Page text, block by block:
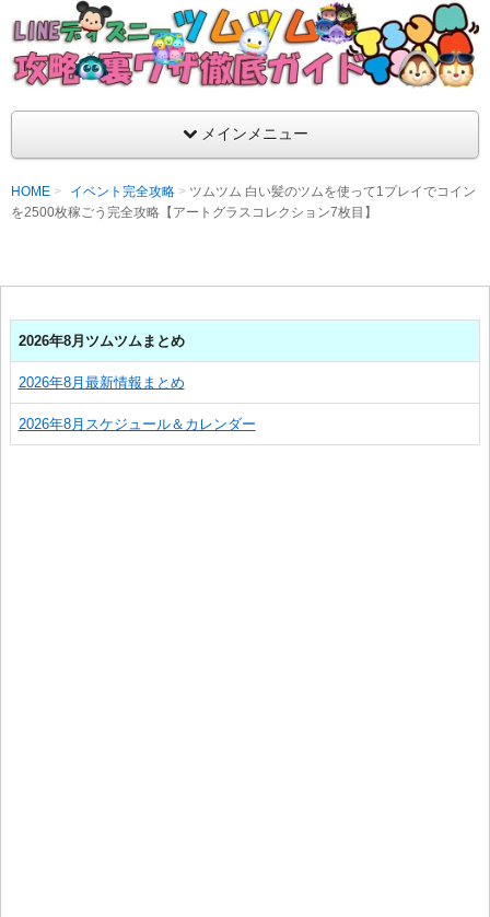
LINEディズニー ツムツム攻略・裏ワザ徹底
支持率No1！痒いところに手が届くツムツム攻略サイト！新ツ
ラ評価も丁寧に解説！ツムツムを120％楽しめるサイトを目指し
メインメニュー
HOME イベント完全攻略
ツムツム 白い髪のツムを使って1プレイでコイン
を2500枚稼ごう完全攻略【アートグラスコレクション7枚目】
2026年8月ツムツムまとめ
2026年8月最新情報まとめ
2026年8月スケジュール＆カレンダー